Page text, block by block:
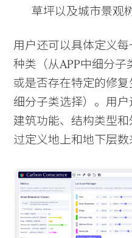
草坪以及城市景观
用户还可以具体定义
种类（从APP中细分子
或是否存在特定的修
细分子类选择）。用
建筑功能、结构类型
过定义地上和地下层数
Practice
Projects
People